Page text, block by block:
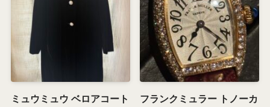
ミュウミュウ ベロアコート
フランクミュラー トノーカ